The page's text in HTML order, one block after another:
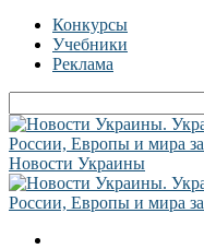
Конкурсы
Учебники
Реклама
Новости Украины